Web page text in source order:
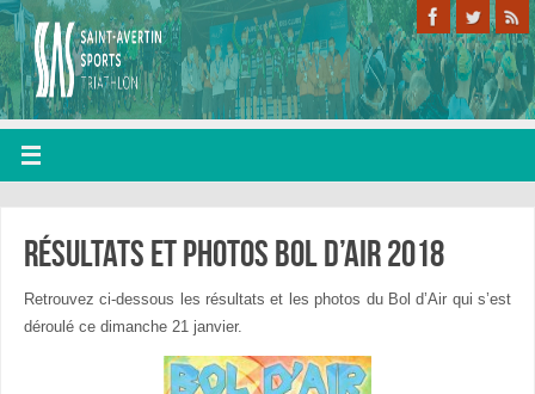
Résultats et photos bol d’air 2018
Retrouvez ci-dessous les résultats et les photos du Bol d’Air qui s’est
déroulé ce dimanche 21 janvier.